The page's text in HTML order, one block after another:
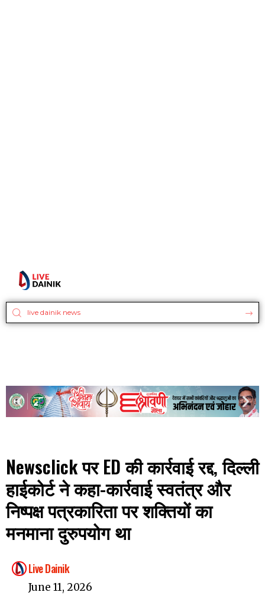
Newsclick पर ED की कार्रवाई रद्द, दिल्ली
हाईकोर्ट ने कहा-कार्रवाई स्वतंत्र और
निष्पक्ष पत्रकारिता पर शक्तियों का
मनमाना दुरुपयोग था
Live Dainik
June 11, 2026